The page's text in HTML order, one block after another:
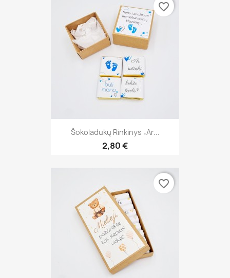
Šokoladukų Rinkinys „Ar...
2,80 €
favorite_border
favorite_border